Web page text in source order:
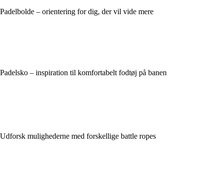
Padelbolde – orientering for dig, der vil vide mere
Padelsko – inspiration til komfortabelt fodtøj på banen
Udforsk mulighederne med forskellige battle ropes